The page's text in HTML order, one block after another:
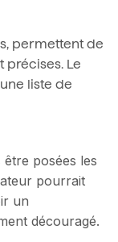
permettent de
précises. Le
liste de
posées les
pourrait
un
découragé.